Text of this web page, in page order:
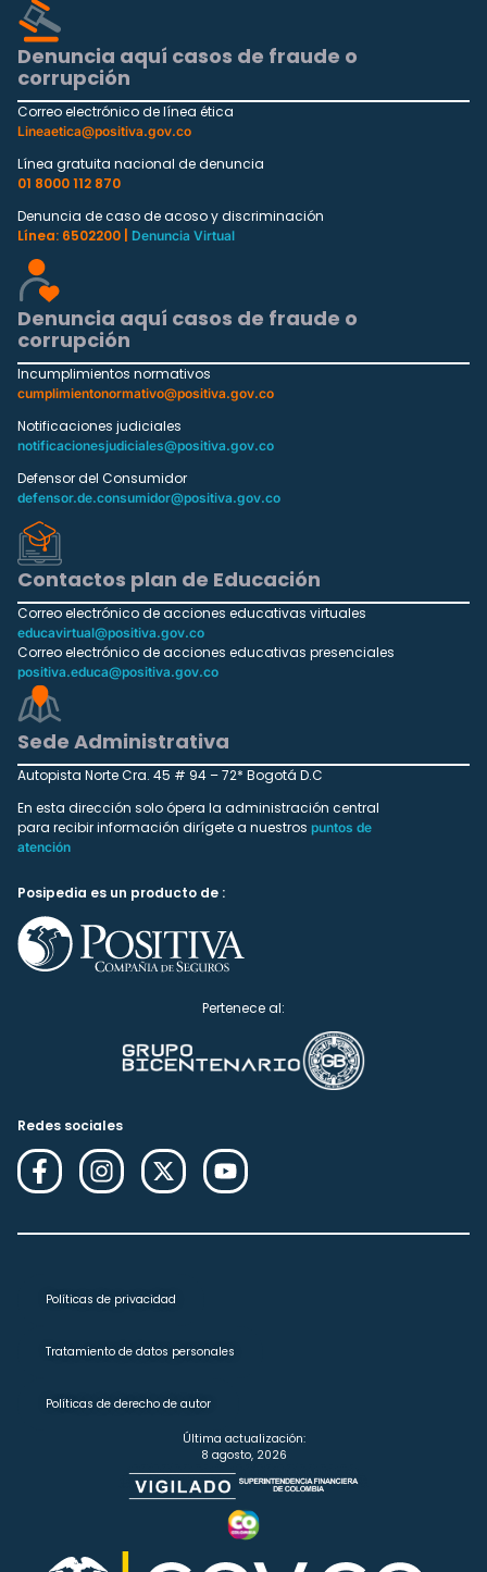
Denuncia aquí casos de fraude o
corrupción
Correo electrónico de línea ética
Lineaetica@positiva.gov.co
Línea gratuita nacional de denuncia
01 8000 112 870
Denuncia de caso de acoso y discriminación
Línea: 6502200 |
Denuncia Virtual
Denuncia aquí casos de fraude o
corrupción
Incumplimientos normativos
cumplimientonormativo@positiva.gov.co
Notificaciones judiciales
notificacionesjudiciales@positiva.gov.co
Defensor del Consumidor
defensor.de.consumidor@positiva.gov.co
Contactos plan de Educación
Correo electrónico de acciones educativas virtuales
educavirtual@positiva.gov.co
Correo electrónico de acciones educativas presenciales
positiva.educa@positiva.gov.co
Sede Administrativa
Autopista Norte Cra. 45 # 94 – 72* Bogotá D.C
En esta dirección solo ópera la administración central
para recibir información dirígete a nuestros puntos de
atención
Posipedia es un producto de :
Pertenece al:
Redes sociales
Políticas de privacidad
Tratamiento de datos personales
Políticas de derecho de autor
Última actualización:
8 agosto, 2026